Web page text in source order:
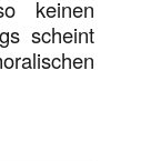
keinen
scheint